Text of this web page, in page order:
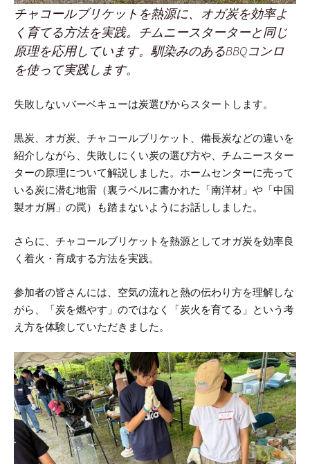
チャコールブリケットを熱源に、オガ炭を効率よ
く育てる方法を実践。チムニースターターと同じ
原理を応用しています。馴染みのあるBBQコンロ
を使って実践します。
失敗しないバーベキューは炭選びからスタートします。
黒炭、オガ炭、チャコールブリケット、備長炭などの違いを
紹介しながら、失敗しにくい炭の選び方や、チムニースター
ターの原理について解説しました。ホームセンターに売って
いる炭に潜む地雷（裏ラベルに書かれた「南洋材」や「中国
製オガ屑」の罠）も踏まないようにお話ししました。
さらに、チャコールブリケットを熱源としてオガ炭を効率良
く着火・育成する方法を実践。
参加者の皆さんには、空気の流れと熱の伝わり方を理解しな
がら、「炭を燃やす」のではなく「炭火を育てる」という考
え方を体験していただきました。